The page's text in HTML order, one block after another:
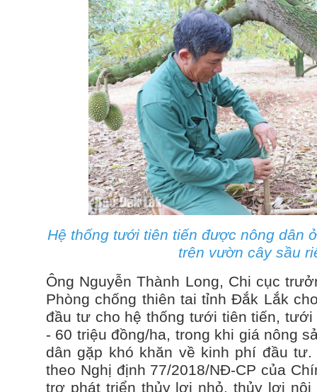
Hệ thống tưới tiên tiến được nông dân
trên vườn cây sầu
Ông Nguyễn Thành Long, Chi cục
Phòng chống thiên tai tỉnh Đắk Lắk
đầu tư cho hệ thống tưới tiên tiến, tưới
- 60 triệu đồng/ha, trong khi giá nông
dân gặp khó khăn về kinh phí đầu
theo Nghị định 77/2018/NĐ-CP của
trợ phát triển thủy lợi nhỏ, thủy lợi